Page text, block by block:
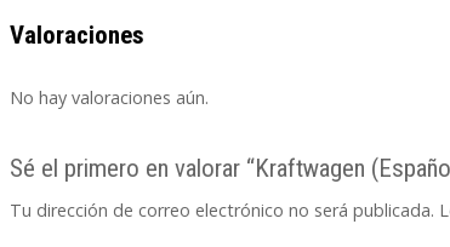
Valoraciones
No hay valoraciones aún.
Sé el primero en valorar “Kraftwagen
Tu dirección de correo electrónico no será publicada.